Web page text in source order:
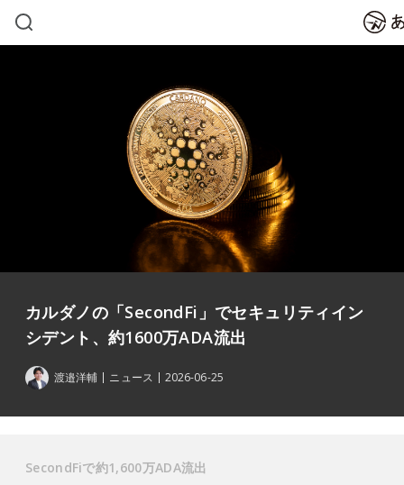
カルダノの「SecondFi」でセキュリティイン
シデント、約1600万ADA流出
渡邉洋輔 ニュース 2026-06-25
SecondFiで約1,600万ADA流出